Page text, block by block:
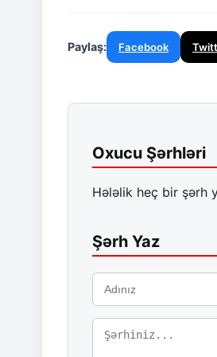
Paylaş: Facebook
Oxucu Şərhləri
Hələlik heç bir şərh
Şərh Yaz